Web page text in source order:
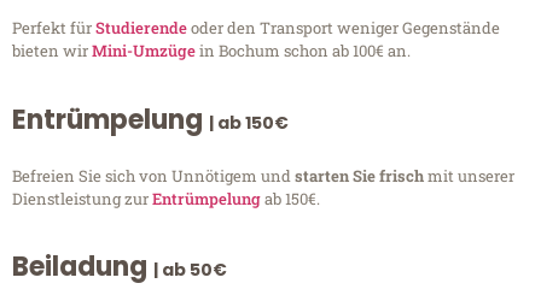
Perfekt fürStudierendeoder den Transport weniger Gegenstände
bieten wirMini-Umzügein Bochum schon ab 100€ an.
Entrümpelung | ab 150€
Befreien Sie sich von Unnötigem undstarten Sie frischmit unserer
Dienstleistung zurEntrümpelungab 150€.
Beiladung | ab 50€